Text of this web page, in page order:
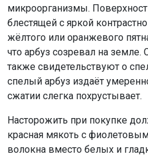
микроорганизмы.
блестящей с яркой
жёлтого или оранжевого
что арбуз созревал на
также свидетельствуют о
спелый арбуз издаёт
сжатии слегка похрустывает.
Насторожить при покупке
красная мякоть с
волокна вместо белых и